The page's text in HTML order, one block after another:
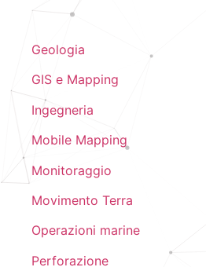
Geologia
GIS e Mapping
Ingegneria
Mobile Mapping
Monitoraggio
Movimento Terra
Operazioni marine
Perforazione